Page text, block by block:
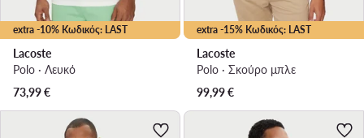
extra -10% Κωδικός: LAST
Lacoste
Polo · Λευκό
73,99€
extra -15% Κωδικός: LAST
Lacoste
Polo · Σκούρο μπλε
99,99€